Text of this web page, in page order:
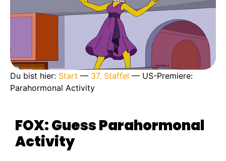
Du bist hier: Start — 37. Staffel — US-Premiere:
Parahormonal Activity
FOX: Guess Parahormonal
Activity